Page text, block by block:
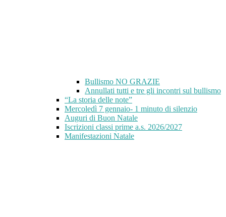
Bullismo NO GRAZIE
Annullati tutti e tre gli incontri sul bullismo
“La storia delle note”
Mercoledì 7 gennaio- 1 minuto di silenzio
Auguri di Buon Natale
Iscrizioni classi prime a.s. 2026/2027
Manifestazioni Natale